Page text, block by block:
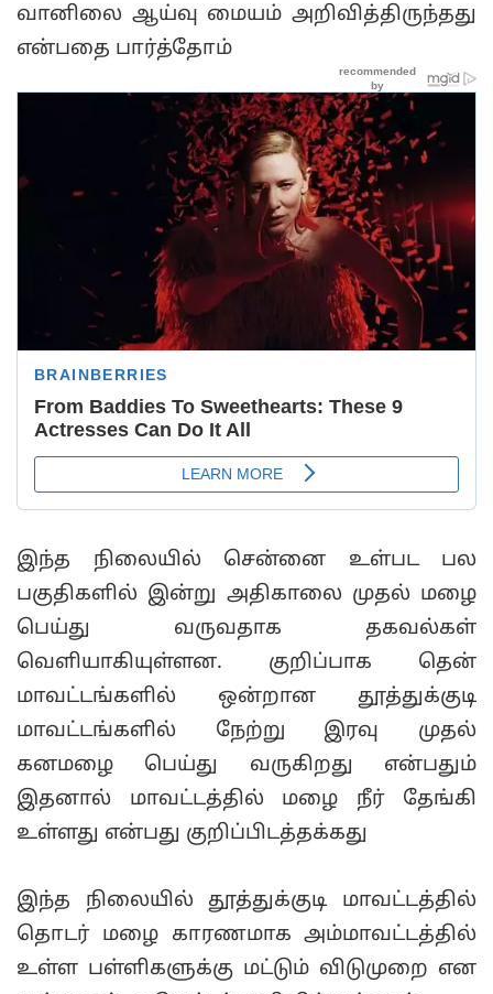
வானிலை ஆய்வு மையம் அறிவித்திருந்தது
என்பதை பார்த்தோம்
இந்த நிலையில் சென்னை உள்பட பல
பகுதிகளில் இன்று அதிகாலை முதல் மழை
பெய்து வருவதாக தகவல்கள்
வெளியாகியுள்ளன. குறிப்பாக தென்
மாவட்டங்களில் ஒன்றான தூத்துக்குடி
மாவட்டங்களில் நேற்று இரவு முதல்
கனமழை பெய்து வருகிறது என்பதும்
இதனால் மாவட்டத்தில் மழை நீர் தேங்கி
உள்ளது என்பது குறிப்பிடத்தக்கது
இந்த நிலையில் தூத்துக்குடி மாவட்டத்தில்
தொடர் மழை காரணமாக அம்மாவட்டத்தில்
உள்ள பள்ளிகளுக்கு மட்டும் விடுமுறை என